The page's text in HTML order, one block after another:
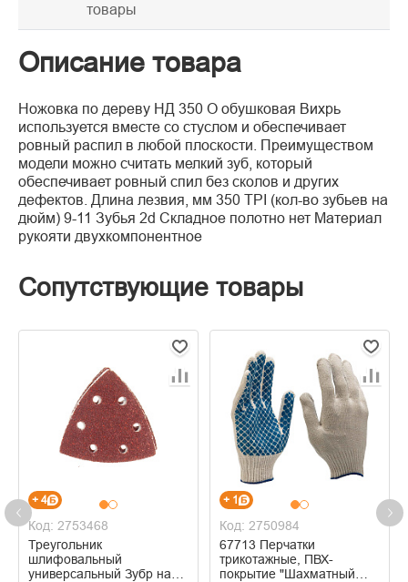
товары
Описание товара
Ножовка по дереву НД 350 О обушковая Вихрь
используется вместе со стуслом и обеспечивает
ровный распил в любой плоскости. Преимуществом
модели можно считать мелкий зуб, который
обеспечивает ровный спил без сколов и других
дефектов. Длина лезвия, мм 350 TPI (кол-во зубьев на
дюйм) 9-11 Зубья 2d Складное полотно нет Материал
рукояти двухкомпонентное
Сопутствующие товары
+ 4
Код: 2753468
Треугольник
шлифовальный
универсальный Зубр на
+ 1
Код: 2750984
67713 Перчатки
трикотажные, ПВХ-
покрытие "Шахматный